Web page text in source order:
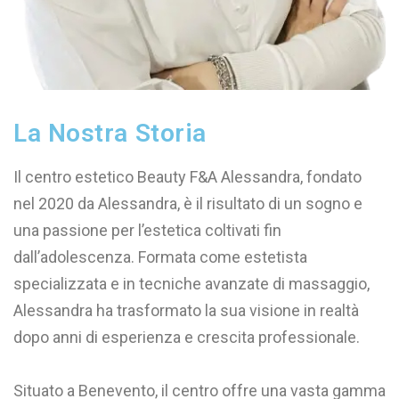
La Nostra Storia
Il centro estetico Beauty F&A Alessandra, fondato
nel 2020 da Alessandra, è il risultato di un sogno e
una passione per l’estetica coltivati fin
dall’adolescenza. Formata come estetista
specializzata e in tecniche avanzate di massaggio,
Alessandra ha trasformato la sua visione in realtà
dopo anni di esperienza e crescita professionale.
Situato a Benevento, il centro offre una vasta gamma